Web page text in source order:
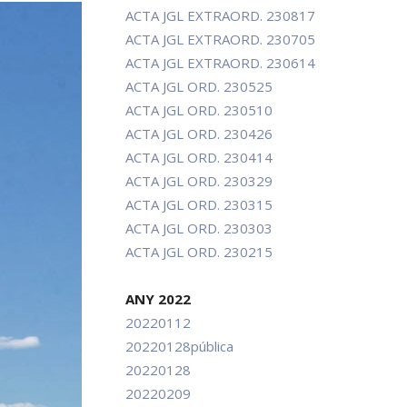
ACTA JGL EXTRAORD. 230817
ACTA JGL EXTRAORD. 230705
ACTA JGL EXTRAORD. 230614
ACTA JGL ORD. 230525
ACTA JGL ORD. 230510
ACTA JGL ORD. 230426
ACTA JGL ORD. 230414
ACTA JGL ORD. 230329
ACTA JGL ORD. 230315
ACTA JGL ORD. 230303
ACTA JGL ORD. 230215
ANY 2022
20220112
20220128pública
20220128
20220209